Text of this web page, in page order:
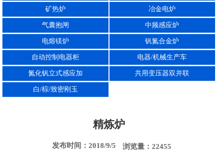
矿热炉 冶金电炉
气囊抱闸 中频感应炉
电熔镁炉 钒氮合金炉
自动控制电器柜 电器/机械生产车
氮化钒立式感应加 共用变压器双并联
白/棕/致密刚玉
精炼炉
发布时间：2018/9/5 浏览量：22455